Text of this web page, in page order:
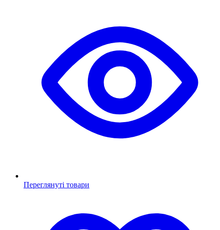
Переглянуті товари